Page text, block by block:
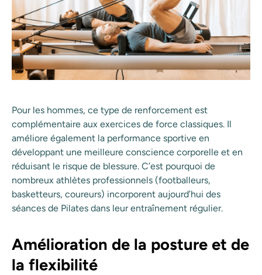
Pour les hommes, ce type de renforcement est
complémentaire aux exercices de force classiques. Il
améliore également la performance sportive en
développant une meilleure conscience corporelle et en
réduisant le risque de blessure. C’est pourquoi de
nombreux athlètes professionnels (footballeurs,
basketteurs, coureurs) incorporent aujourd’hui des
séances de Pilates dans leur entraînement régulier.
Amélioration de la posture et de
la flexibilité